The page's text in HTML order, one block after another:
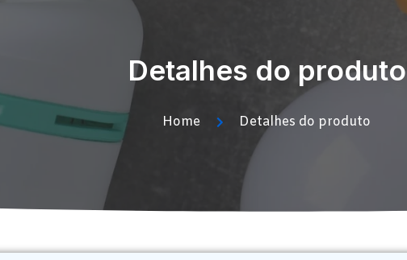
Detalhes do produto
Home Detalhes do produto